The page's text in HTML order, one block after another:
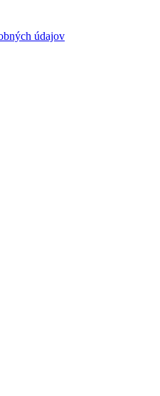
údajov